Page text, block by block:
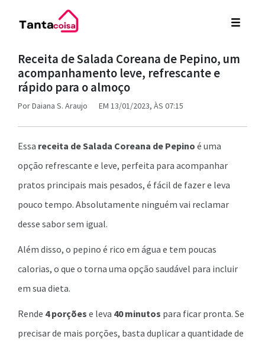
Receita de Salada Coreana de Pepino, um
acompanhamento leve, refrescante e
rápido para o almoço
PorDaiana S. Araujo EM 13/01/2023, ÀS 07:15
Essa receita de Salada Coreana de Pepino é uma
opção refrescante e leve, perfeita para acompanhar
pratos principais mais pesados, é fácil de fazer e leva
pouco tempo. Absolutamente ninguém vai reclamar
desse sabor sem igual.
Além disso, o pepino é rico em água e tem poucas
calorias, o que o torna uma opção saudável para incluir
em sua dieta.
Rende 4 porções e leva 40 minutos para ficar pronta. Se
precisar de mais porções, basta duplicar a quantidade de